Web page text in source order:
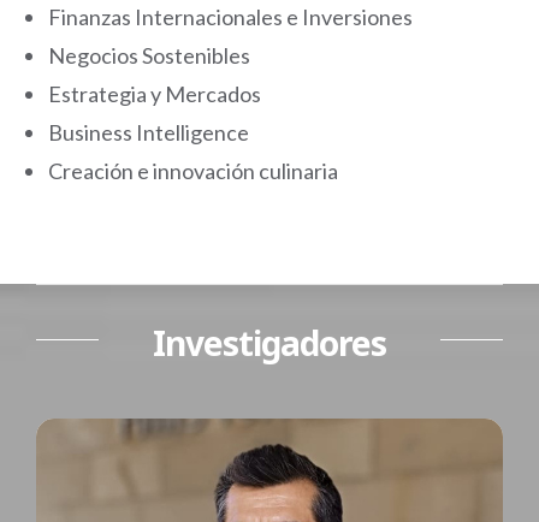
Finanzas Internacionales e Inversiones
Negocios Sostenibles
Estrategia y Mercados
Business Intelligence
Creación e innovación culinaria
Investigadores